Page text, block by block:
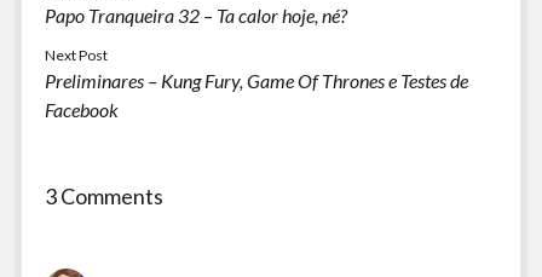
Papo Tranqueira 32 – Ta calor hoje, né?
Next Post
Preliminares – Kung Fury, Game Of Thrones e Testes de
Facebook
3 Comments